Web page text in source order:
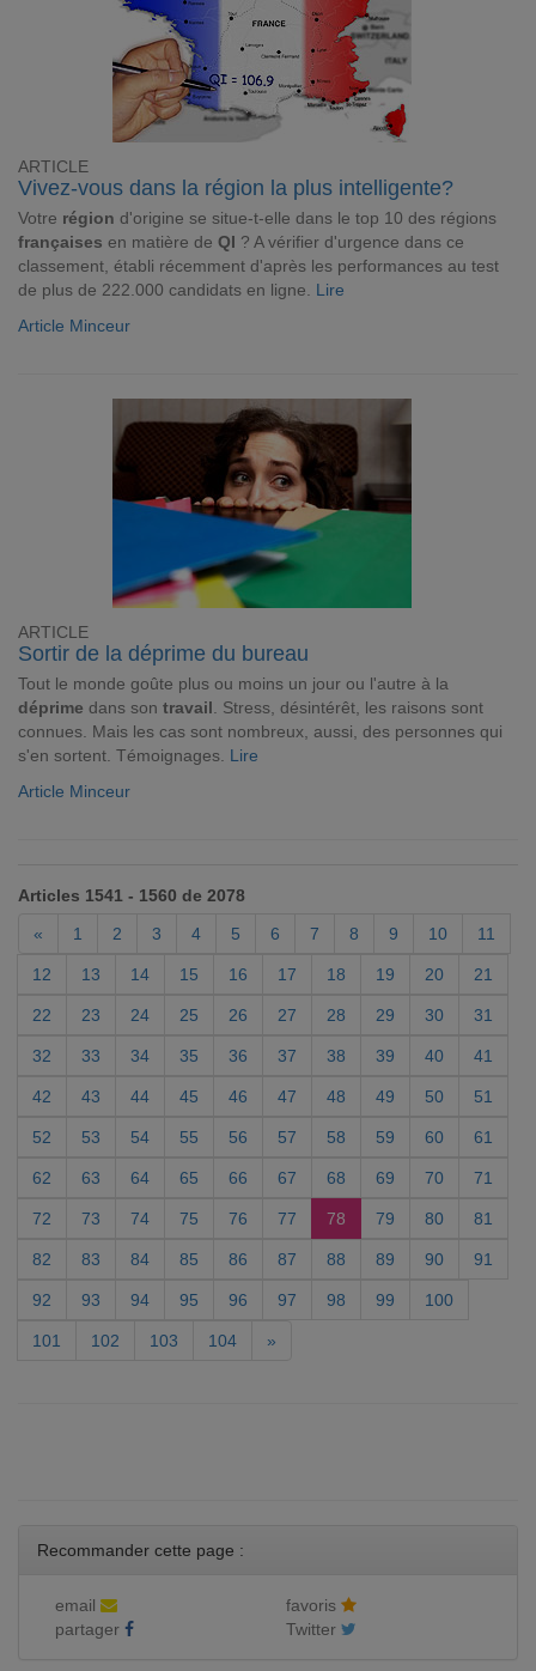
ARTICLE
Vivez-vous dans la région la plus intelligente?
Votre région d'origine se situe-t-elle dans le top 10 des régions
françaises en matière de QI ? A vérifier d'urgence dans ce
classement, établi récemment d'après les performances au test
de plus de 222.000 candidats en ligne. Lire
Article Minceur
ARTICLE
Sortir de la déprime du bureau
Tout le monde goûte plus ou moins un jour ou l'autre à la
déprime dans son travail . Stress, désintérêt, les raisons sont
connues. Mais les cas sont nombreux, aussi, des personnes qui
s'en sortent. Témoignages. Lire
Article Minceur
Articles 1541 - 1560 de 2078
«
1 2 3 4 5 6 7 8 9 10 11
12 13 14 15 16 17 18 19 20 21
22 23 24 25 26 27 28 29 30 31
32 33 34 35 36 37 38 39 40 41
42 43 44 45 46 47 48 49 50 51
52 53 54 55 56 57 58 59 60 61
62 63 64 65 66 67 68 69 70 71
72 73 74 75 76 77 78 79 80 81
82 83 84 85 86 87 88 89 90 91
92 93 94 95 96 97 98 99 100
101 102 103 104 »
Recommander cette page :
email
favoris
partager
Twitter